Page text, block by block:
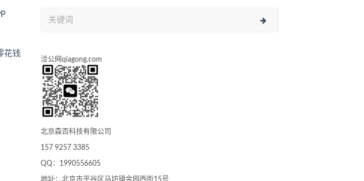
花钱
洽公网qiagong.com
北京森否科技有限公司
157 9257 3385
QQ：1990556605
地址：北京市平谷区马坊镇金园西街15号